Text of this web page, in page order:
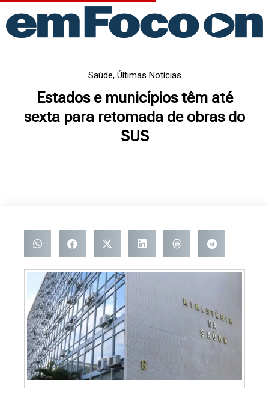
para
Saúde, Últimas Notícias
Estados e municípios têm até
sexta para retomada de obras do
SUS